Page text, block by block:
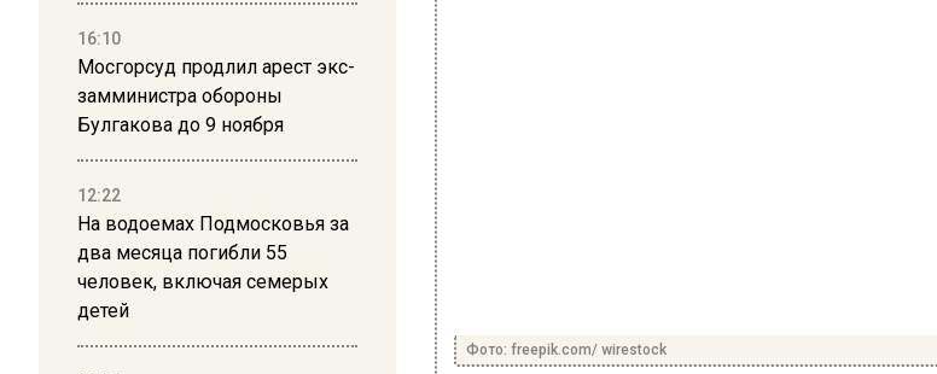
16:10
Мосгорсуд продлил арест экс-
замминистра обороны
Булгакова до 9 ноября
12:22
На водоемах Подмосковья за
два месяца погибли 55
человек, включая семерых
детей
Фото: freepik.com/ wirestock